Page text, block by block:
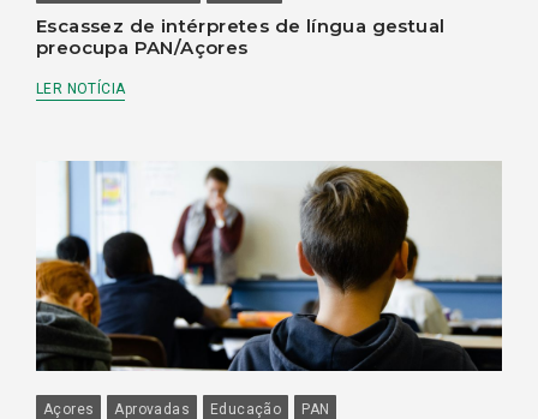
Escassez de intérpretes de língua gestual
preocupa PAN/Açores
LER NOTÍCIA
Açores Aprovadas Educação
PAN